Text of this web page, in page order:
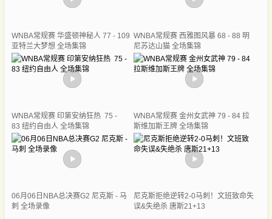
WNBA常规赛 华盛顿神秘人 77 - 109
亚特兰大梦想 全场集锦
WNBA常规赛 西雅图风暴 68 - 88 明
尼苏达山猫 全场集锦
WNBA常规赛 印第安纳狂热 75 -
83 纽约自由人 全场集锦
WNBA常规赛 金州女武神 79 - 84 拉
斯维加斯王牌 全场集锦
06月06日NBA总决赛G2 尼克斯 - 马
刺 全场录像
尼克斯拒绝逆转2-0马刺！文班致命失
误&失绝杀 唐斯21+13